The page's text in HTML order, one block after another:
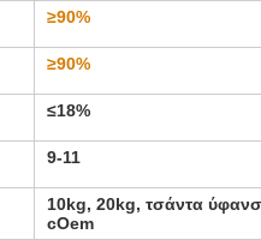
≥90%
≥90%
≤18%
9-11
10kg, 20kg, τσάντα
cOem